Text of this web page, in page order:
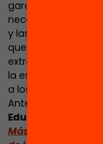
garantizar la
necesidades de
y las adolescentes
que les interesa en
extraescolares y
la escuela?
a los y las
Ante todos estos
Educació 360
Más